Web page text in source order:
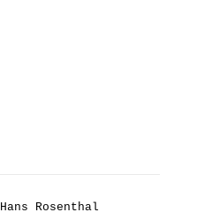
Hans Rosenthal